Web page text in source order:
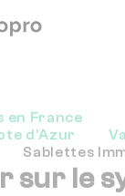
en France
d'Azur
Sablettes
sur le